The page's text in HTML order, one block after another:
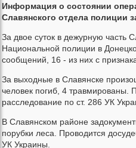
Информация о состоянии
Славянского отдела полиции
За двое суток в дежурную часть
Национальной полиции в
сообщений, 16 - из них с
За выходные в Славянске
человек погиб, 4 травмированы.
расследование по ст. 286 УК
В Славянском районе
порубки леса. Проводится
УК Украины.